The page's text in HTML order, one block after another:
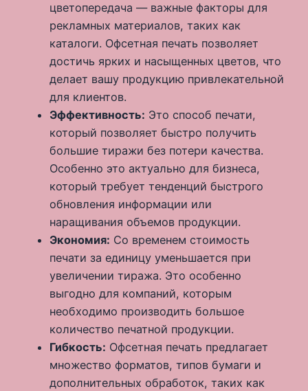
цветопередача — важные факторы для
рекламных материалов, таких как
каталоги. Офсетная печать позволяет
достичь ярких и насыщенных цветов, что
делает вашу продукцию привлекательной
для клиентов.
Эффективность: Это способ печати,
который позволяет быстро получить
большие тиражи без потери качества.
Особенно это актуально для бизнеса,
который требует тенденций быстрого
обновления информации или
наращивания объемов продукции.
Экономия: Со временем стоимость
печати за единицу уменьшается при
увеличении тиража. Это особенно
выгодно для компаний, которым
необходимо производить большое
количество печатной продукции.
Гибкость: Офсетная печать предлагает
множество форматов, типов бумаги и
дополнительных обработок, таких как